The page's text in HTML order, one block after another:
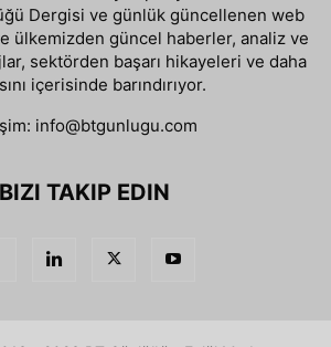
Dergisi ve günlük güncellenen web
ülkemizden güncel haberler, analiz ve
sektörden başarı hikayeleri ve daha
içerisinde barındırıyor.
info@btgunlugu.com
BIZI TAKIP EDIN